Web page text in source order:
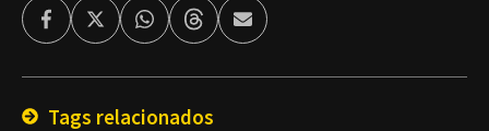
FacebookTwitterWhatsappThreadsEnviar
por
Tags relacionados